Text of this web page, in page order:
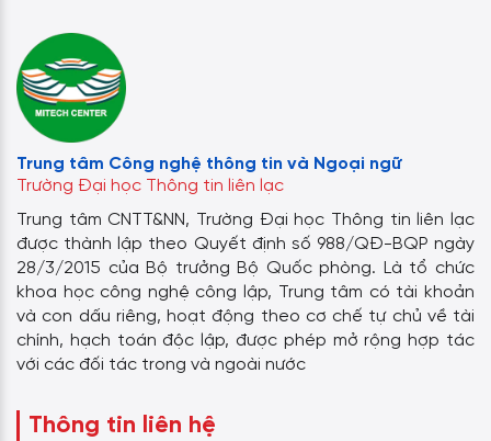
Trung tâm Công nghệ thông tin và Ngoại ngữ
Trường Đại học Thông tin liên lạc
Trung tâm CNTT&NN, Trường Đại học Thông tin liên lạc
được thành lập theo Quyết định số 988/QĐ-BQP ngày
28/3/2015 của Bộ trưởng Bộ Quốc phòng. Là tổ chức
khoa học công nghệ công lập, Trung tâm có tài khoản
và con dấu riêng, hoạt động theo cơ chế tự chủ về tài
chính, hạch toán độc lập, được phép mở rộng hợp tác
với các đối tác trong và ngoài nước
Thông tin liên hệ